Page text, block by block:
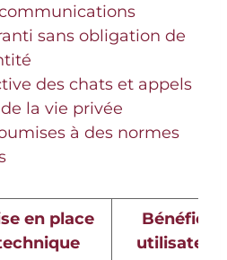
sans obligation de
des chats et appels
la vie privée
à des normes
en place
Bénéfice
utilisateur